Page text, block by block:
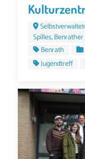
Spilles,
Benrath
Jugendtreff